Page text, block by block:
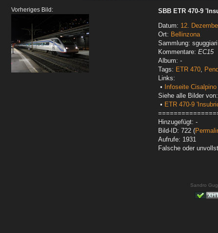
Vorheriges Bild:
SBB ETR 470-9
Datum: 12.
Ort: Bellinzona
Sammlung:
Kommentare: EC15
Album: -
Tags: ETR 470,
Links:
•
Infoseite
Siehe alle Bilder von:
• ETR 470-9
Hinzugefügt: -
Bild-ID: 722 (
Aufrufe: 1931
Falsche oder
Sandro